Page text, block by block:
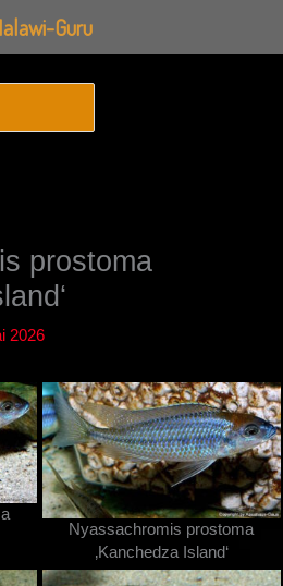
prostoma
2026
Nyassachromis prostoma
‚Kanchedza Island‘
Guru